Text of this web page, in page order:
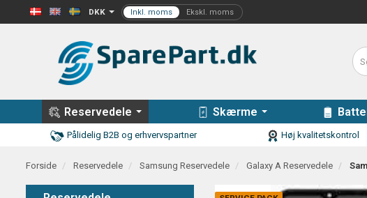
DKK
Reservedele Skærme
Pålidelig B2B og erhvervspartner Høj kvalitetskontrol
Forside Reservedele Samsung Reservedele Galaxy A Reservedele